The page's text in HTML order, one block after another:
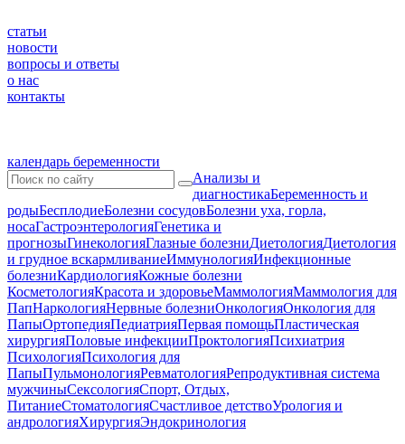
статьи
новости
вопросы и ответы
о нас
контакты
календарь беременности
Анализы и
диагностикаБеременность и
родыБесплодиеБолезни сосудовБолезни уха, горла,
носаГастроэнтерологияГенетика и
прогнозыГинекологияГлазные болезниДиетологияДиетология
и грудное вскармливаниеИммунологияИнфекционные
болезниКардиологияКожные болезни
КосметологияКрасота и здоровьеМаммологияМаммология для
ПапНаркологияНервные болезниОнкологияОнкология для
ПапыОртопедияПедиатрияПервая помощьПластическая
хирургияПоловые инфекцииПроктологияПсихиатрия
ПсихологияПсихология для
ПапыПульмонологияРевматологияРепродуктивная система
мужчиныСексологияСпорт, Отдых,
ПитаниеСтоматологияСчастливое детствоУрология и
андрологияХирургияЭндокринология